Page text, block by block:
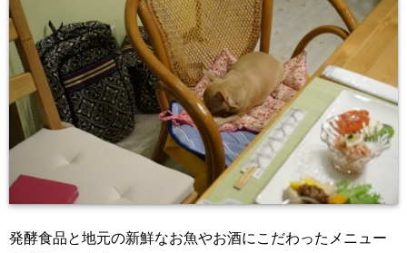
発酵食品と地元の新鮮なお魚やお酒にこだわったメニュー